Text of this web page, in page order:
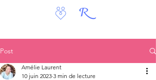
Post
Amélie Laurent
10 juin 2023 3 min de lecture